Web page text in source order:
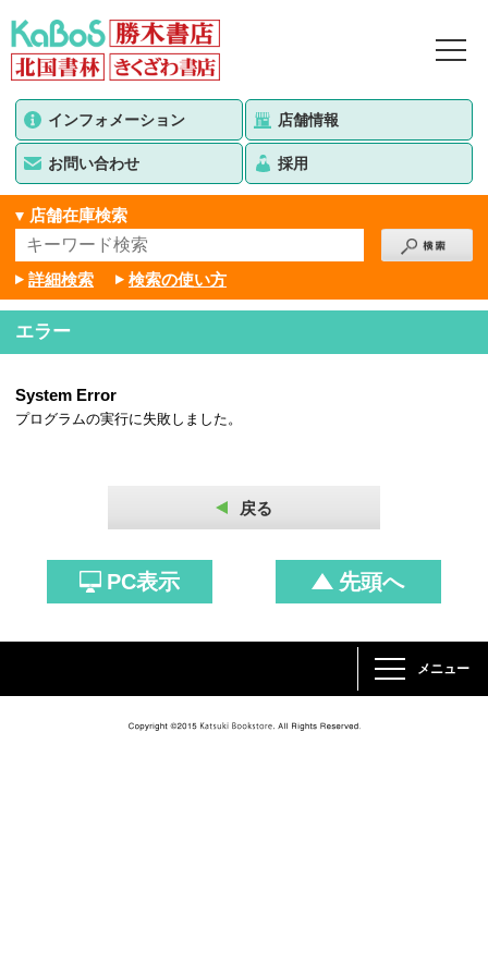
インフォメーション 店舗情報
お問い合わせ 採用
店舗在庫検索
詳細検索 検索の使い方
エラー
System Error
プログラムの実行に失敗しました。
戻る
PC表示 先頭へ
メニュー